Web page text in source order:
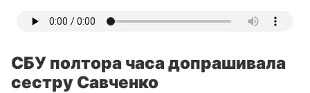
СБУ полтора часа допрашивала
сестру Савченко